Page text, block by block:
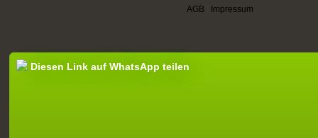
AGB Impressum
Diesen Link auf WhatsApp teilen